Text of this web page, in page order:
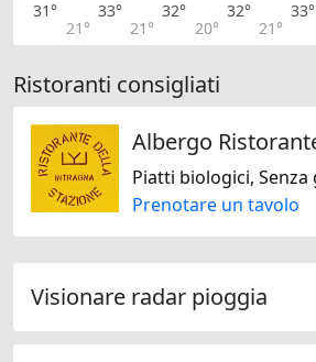
31°
21°
33°
21°
32°
20°
32°
21°
33°
Ristoranti consigliati
Prenotare un tavolo
Visionare radar pioggia